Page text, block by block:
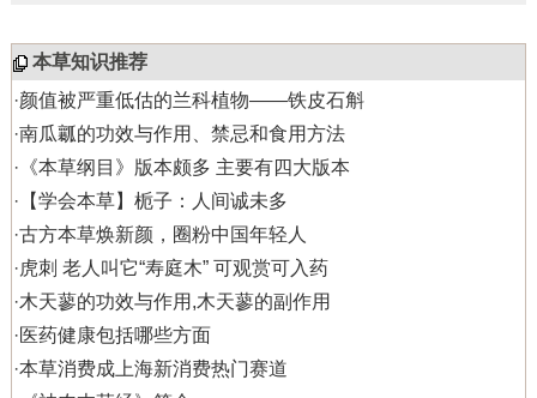
本草知识推荐
·颜值被严重低估的兰科植物——铁皮石斛
·南瓜瓤的功效与作用、禁忌和食用方法
· 《本草纲目》版本颇多 主要有四大版本
· 【学会本草】栀子：人间诚未多
·古方本草焕新颜，圈粉中国年轻人
·虎刺 老人叫它“寿庭木” 可观赏可入药
·木天蓼的功效与作用,木天蓼的副作用
·医药健康包括哪些方面
·本草消费成上海新消费热门赛道